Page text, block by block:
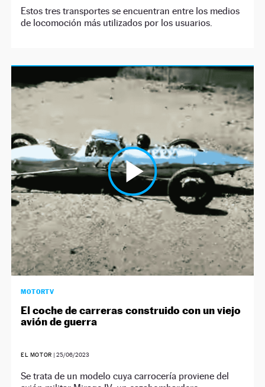
Estos tres transportes se encuentran entre los medios
de locomoción más utilizados por los usuarios.
MOTORTV
El coche de carreras construido con un viejo
avión de guerra
EL MOTOR | 25/06/2023
Se trata de un modelo cuya carrocería proviene del